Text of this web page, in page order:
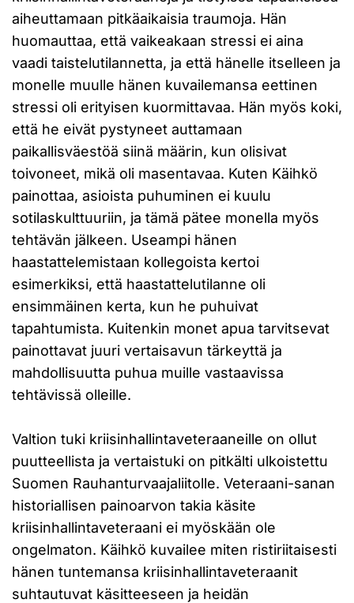
aiheuttamaan pitkäaikaisia traumoja. Hän
huomauttaa, että vaikeakaan stressi ei aina
vaadi taistelutilannetta, ja että hänelle itselleen ja
monelle muulle hänen kuvailemansa eettinen
stressi oli erityisen kuormittavaa. Hän myös koki,
että he eivät pystyneet auttamaan
paikallisväestöä siinä määrin, kun olisivat
toivoneet, mikä oli masentavaa. Kuten Käihkö
painottaa, asioista puhuminen ei kuulu
sotilaskulttuuriin, ja tämä pätee monella myös
tehtävän jälkeen. Useampi hänen
haastattelemistaan kollegoista kertoi
esimerkiksi, että haastattelutilanne oli
ensimmäinen kerta, kun he puhuivat
tapahtumista. Kuitenkin monet apua tarvitsevat
painottavat juuri vertaisavun tärkeyttä ja
mahdollisuutta puhua muille vastaavissa
tehtävissä olleille.
Valtion tuki kriisinhallintaveteraaneille on ollut
puutteellista ja vertaistuki on pitkälti ulkoistettu
Suomen Rauhanturvaajaliitolle. Veteraani-sanan
historiallisen painoarvon takia käsite
kriisinhallintaveteraani ei myöskään ole
ongelmaton. Käihkö kuvailee miten ristiriitaisesti
hänen tuntemansa kriisinhallintaveteraanit
suhtautuvat käsitteeseen ja heidän